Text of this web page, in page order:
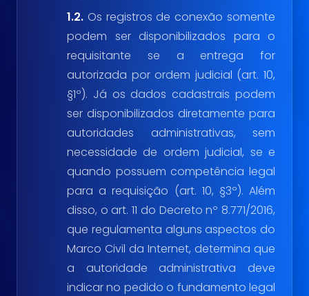
1.2. Os registros de conexão somente
podem ser disponibilizados para o
requisitante se a entrega for
autorizada por ordem judicial (art. 10,
§1º). Já os dados cadastrais podem
ser disponibilizados diretamente para
autoridades administrativas, sem
necessidade de ordem judicial, se e
quando possuem competência legal
para a requisição (art. 10, §3º). Além
disso, o art. 11 do Decreto nº 8.771/2016,
que regulamenta alguns aspectos do
Marco Civil da Internet, determina que
a autoridade administrativa deve
indicar no pedido o fundamento legal